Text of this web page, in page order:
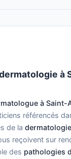
à
à Saint-
référencés
de la
reçoivent sur
des pathologies